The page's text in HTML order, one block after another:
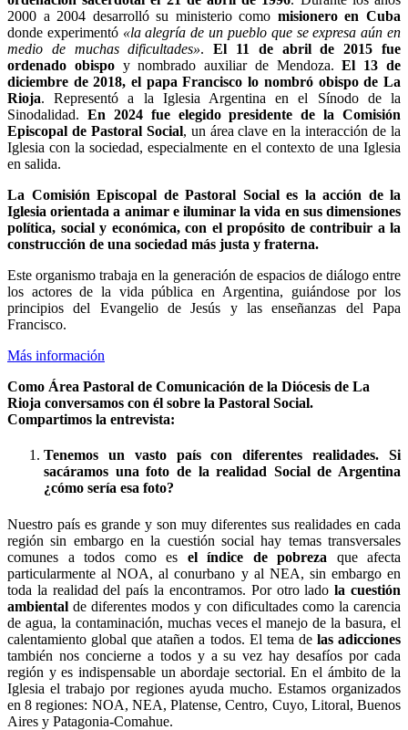
2000 a 2004 desarrolló su ministerio como misionero en Cuba
donde experimentó «la alegría de un pueblo que se expresa aún en
medio de muchas dificultades».El 11 de abril de 2015 fue
ordenado obispoy nombrado auxiliar de Mendoza.El 13 de
diciembre de 2018, el papa Francisco lo nombró obispo de La
Rioja. Representó a la Iglesia Argentina en el Sínodo de la
Sinodalidad. En 2024 fue elegido presidente de la Comisión
Episcopal de Pastoral Social, un área clave en la interacción de la
Iglesia con la sociedad, especialmente en el contexto de una Iglesia
en salida.
La Comisión Episcopal de Pastoral Social es la acción de la
Iglesia orientada a animar e iluminar la vida en sus dimensiones
política, social y económica, con el propósito de contribuir a la
construcción de una sociedad más justa y fraterna.
Este organismo trabaja en la generación de espacios de diálogo entre
los actores de la vida pública en Argentina, guiándose por los
principios del Evangelio de Jesús y las enseñanzas del Papa
Francisco.
Más información
Como Área Pastoral de Comunicación de la Diócesis de La
Rioja conversamos con él sobre la Pastoral Social.
Compartimos la entrevista:
Tenemos un vasto país con diferentes realidades. Si
sacáramos una foto de la realidad Social de Argentina
¿cómo sería esa foto?
Nuestro país es grande y son muy diferentes sus realidades en cada
región sin embargo en la cuestión social hay temas transversales
comunes a todos como es el índice de pobreza que afecta
particularmente al NOA, al conurbano y al NEA, sin embargo en
toda la realidad del país la encontramos. Por otro ladola cuestión
ambiental de diferentes modos y con dificultades como la carencia
de agua, la contaminación, muchas veces el manejo de la basura, el
calentamiento global que atañen a todos. El tema de las adicciones
también nos concierne a todos y a su vez hay desafíos por cada
región y es indispensable un abordaje sectorial. En el ámbito de la
Iglesia el trabajo por regiones ayuda mucho. Estamos organizados
en 8 regiones: NOA, NEA, Platense, Centro, Cuyo, Litoral, Buenos
Aires y Patagonia-Comahue.